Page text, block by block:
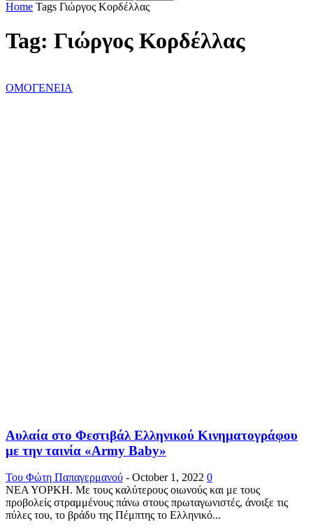
Home Tags Γιώργος Κορδέλλας
Tag: Γιώργος Κορδέλλας
ΟΜΟΓΕΝΕΙΑ
Αυλαία στο Φεστιβάλ Ελληνικού Κινηματογράφου
με την ταινία «Army Baby»
Του Φώτη Παπαγερμανού - October 1, 2022 0
ΝΕΑ ΥΟΡΚΗ. Με τους καλύτερους οιωνούς και με τους
προβολείς στραμμένους πάνω στους πρωταγωνιστές, άνοιξε τις
πύλες του, το βράδυ της Πέμπτης το Ελληνικό...